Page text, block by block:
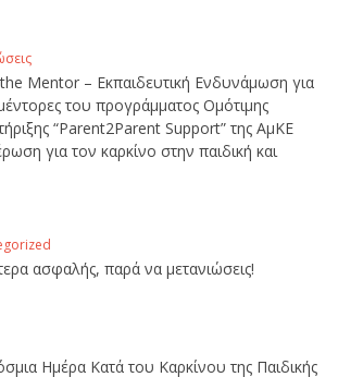
Mentor – Εκπαιδευτική Ενδυνάμωση για
του προγράμματος Ομότιμης
“Parent2Parent Support” της ΑμΚΕ
για τον καρκίνο στην παιδική και
ασφαλής, παρά να μετανιώσεις!
Ημέρα Κατά του Καρκίνου της Παιδικής